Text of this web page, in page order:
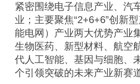
紧密围绕电子信息产业、汽
业；主要聚焦“2+6+6”创新
能电网）产业两大优势产业
生物医药、新型材料、航空
代人工智能、基因与细胞、
个引领突破的未来产业新赛